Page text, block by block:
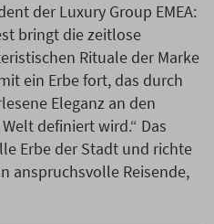
der Luxury Group EMEA:
bringt die zeitlose
Rituale der Marke
ein Erbe fort, das durch
Eleganz an den
definiert wird.“ Das
Erbe der Stadt und richte
anspruchsvolle Reisende,